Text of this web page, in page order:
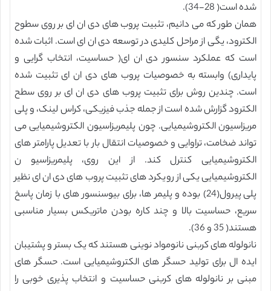
شده است( 28-34).
همان طور که می دانیم، تثبیت پروب های دی ان ای بر روی سطوح
الکترود، یگی از مراحل کلیدی در توسعه دی ان ای است. اثبات شده
است که عملکرد سنسور دی ان ای( حساسیت، انتخاب گرایی و
پایداری) وابسته به خصوصیات پروب های دی ان ای تثبیت شده
است. چندین روش برای تثبیت پروب های دی ان ای بر روی سطح
الکترود گزارش شده است از جمله جذب فیزیکی، کراس لینک، و پلی
مریزاسیون الکتروشیمیایی. چون پلیمریزاسیون الکتروشیمیایی می
تواند ضخامت، تراوایی و خصوصیات انتقال بار با تعدیل پارامتر های
الکتروشیمیایی کنترل کند. از این روی، پلیمریزاسیو ن
الکتروشیمیایی یکی از رویکرد های تثبیت پروب های دی ان ای نظیر
پلی پیرول(24) بوده و پلیمر ها، برای بیوسنسور های با زمان پاسخ
سریع، حساسیت بالا و چند کاره بودن ماتریکس بسیار مناسبی
هستند( 35 و 36).
نانولوله های کربنی نانومواد نوینی هستند که یک بستر و پشتیبان
ایده ال برای تولید حسگر های الکتروشیمیایی است. حسگر های
مبنی بر نانولوله های کربنی حساسیت و انتخاب پذیری خوبی را